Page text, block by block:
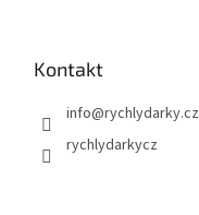
Kontakt
info@rychlydarky.cz
rychlydarkycz